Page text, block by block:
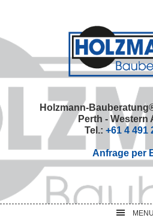
primary
navigation
main
content
primary
sidebar
footer
Holzmann-
Perth - Western
Tel.: +61 4 491
Anfrage per
MENU